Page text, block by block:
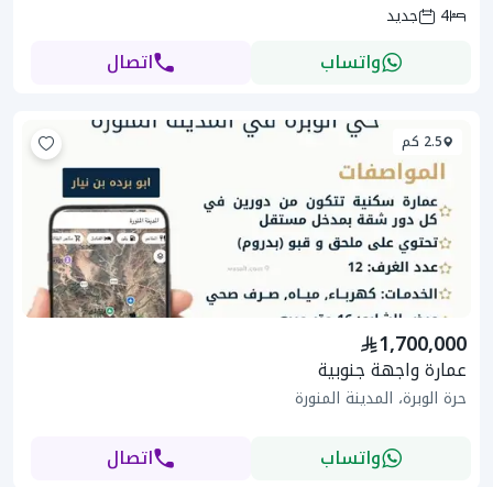
4
جديد
واتساب اتصال
2.5 كم
1,700,000
عمارة واجهة جنوبية
حرة الوبرة، المدينة المنورة
واتساب اتصال